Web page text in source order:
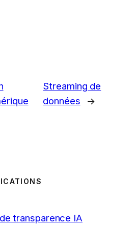
Streaming de
données
→
transparence IA